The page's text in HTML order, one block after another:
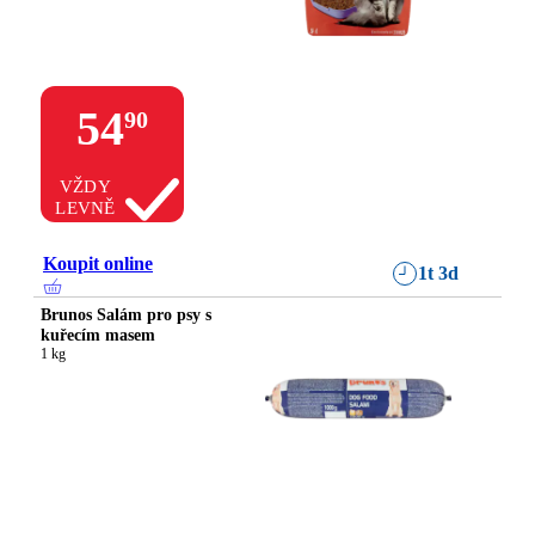
5490
VŽDY
LEVNĚ
Koupit online 1t 3d
Brunos Salám pro psy s
kuřecím masem
1 kg